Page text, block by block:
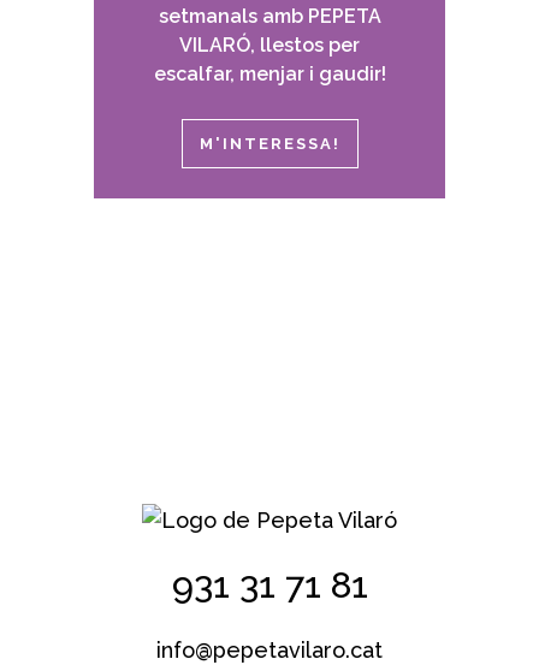
setmanals amb PEPETA
VILARÓ, llestos per
escalfar, menjar i gaudir!
M'INTERESSA!
931 31 71 81
info@pepetavilaro.cat